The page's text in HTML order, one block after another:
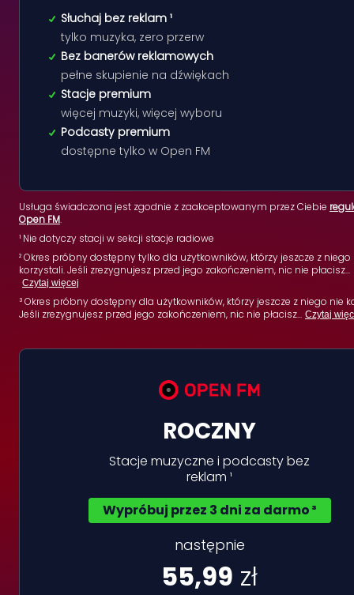
Słuchaj bez reklam ¹
tylko muzyka, zero przerw
Bez banerów reklamowych
pełne skupienie na dźwiękach
Stacje premium
więcej muzyki, więcej wyboru
Podcasty premium
dostępne tylko w Open FM
Usługa świadczona jest zgodnie z zaakceptowanym przez Ciebie
Open FM.
¹ Nie dotyczy stacji w sekcji stacje radiowe
² Okres próbny dostępny tylko dla użytkowników, którzy jeszcze z niego
korzystali. Jeśli zrezygnujesz przed jego zakończeniem, nic nie płacisz...
Czytaj więcej
³ Okres próbny dostępny dla użytkowników, którzy jeszcze z niego nie
Jeśli zrezygnujesz przed jego zakończeniem, nic nie płacisz... Czytaj
ROCZNY
Stacje muzyczne i podcasty bez
reklam ¹
Wypróbuj przez 3 dni za darmo ³
następnie
55,99 zł